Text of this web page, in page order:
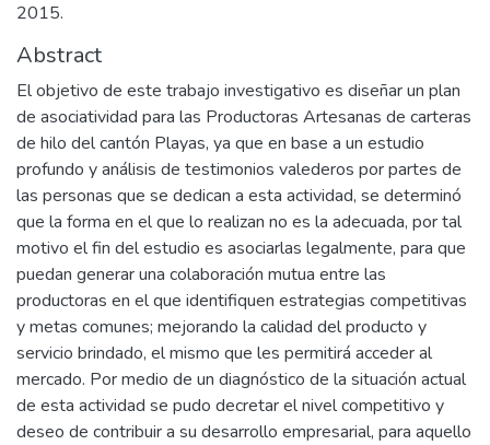
2015.
Abstract
El objetivo de este trabajo investigativo es diseñar un plan
de asociatividad para las Productoras Artesanas de carteras
de hilo del cantón Playas, ya que en base a un estudio
profundo y análisis de testimonios valederos por partes de
las personas que se dedican a esta actividad, se determinó
que la forma en el que lo realizan no es la adecuada, por tal
motivo el fin del estudio es asociarlas legalmente, para que
puedan generar una colaboración mutua entre las
productoras en el que identifiquen estrategias competitivas
y metas comunes; mejorando la calidad del producto y
servicio brindado, el mismo que les permitirá acceder al
mercado. Por medio de un diagnóstico de la situación actual
de esta actividad se pudo decretar el nivel competitivo y
deseo de contribuir a su desarrollo empresarial, para aquello